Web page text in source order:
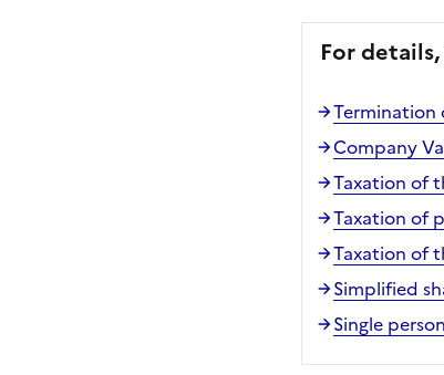
For
Termination
Company
Taxation of
Taxation of
Taxation of
Simplified
Single